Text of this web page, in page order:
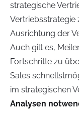
strategische
Vertriebsstrategie
Ausrichtung der
Auch gilt es,
Fortschritte zu
Sales
im strategischen
Analysen